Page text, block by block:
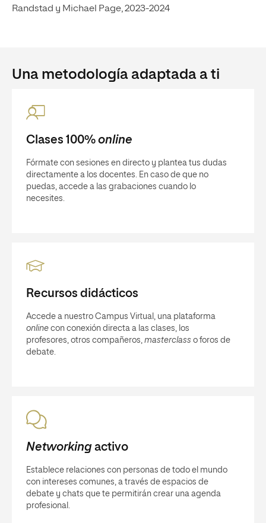
Randstad y Michael Page, 2023-2024
Una metodología adaptada a ti
Clases 100% online
Fórmate con sesiones en directo y plantea tus dudas
directamente a los docentes. En caso de que no
puedas, accede a las grabaciones cuando lo
necesites.
Recursos didácticos
Accede a nuestro Campus Virtual, una plataforma
online con conexión directa a las clases, los
profesores, otros compañeros, masterclass o foros de
debate.
Networkingactivo
Establece relaciones con personas de todo el mundo
con intereses comunes, a través de espacios de
debate y chats que te permitirán crear una agenda
profesional.